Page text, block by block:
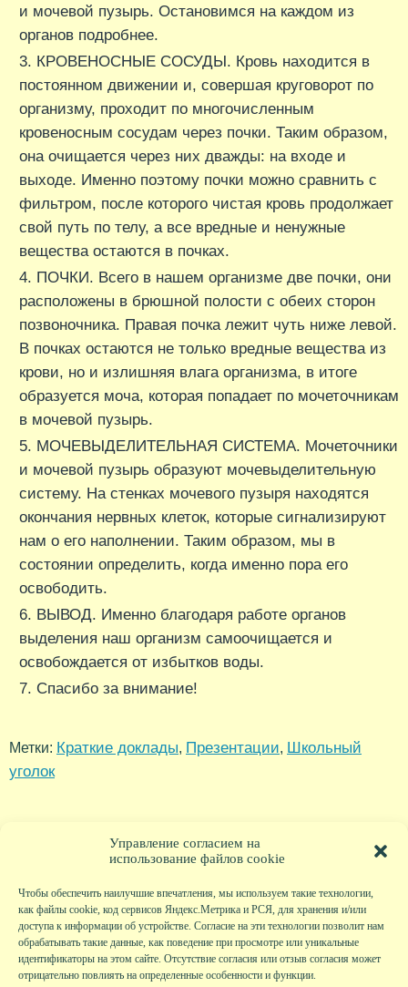
Управление согласием на
использование файлов cookie
Чтобы обеспечить наилучшие впечатления, мы используем такие технологии,
как файлы cookie, код сервисов Яндекс.Метрика и РСЯ, для хранения и/или
доступа к информации об устройстве. Согласие на эти технологии позволит нам
обрабатывать такие данные, как поведение при просмотре или уникальные
идентификаторы на этом сайте. Отсутствие согласия или отзыв согласия может
отрицательно повлиять на определенные особенности и функции.
и мочевой пузырь. Остановимся на каждом из
органов подробнее.
КРОВЕНОСНЫЕ СОСУДЫ. Кровь находится в
постоянном движении и, совершая круговорот по
организму, проходит по многочисленным
кровеносным сосудам через почки. Таким образом,
она очищается через них дважды: на входе и
выходе. Именно поэтому почки можно сравнить с
фильтром, после которого чистая кровь продолжает
свой путь по телу, а все вредные и ненужные
вещества остаются в почках.
ПОЧКИ. Всего в нашем организме две почки, они
расположены в брюшной полости с обеих сторон
позвоночника. Правая почка лежит чуть ниже левой.
В почках остаются не только вредные вещества из
крови, но и излишняя влага организма, в итоге
образуется моча, которая попадает по мочеточникам
в мочевой пузырь.
МОЧЕВЫДЕЛИТЕЛЬНАЯ СИСТЕМА. Мочеточники
и мочевой пузырь образуют мочевыделительную
систему. На стенках мочевого пузыря находятся
окончания нервных клеток, которые сигнализируют
нам о его наполнении. Таким образом, мы в
состоянии определить, когда именно пора его
освободить.
ВЫВОД. Именно благодаря работе органов
выделения наш организм самоочищается и
освобождается от избытков воды.
Спасибо за внимание!
Метки: Краткие доклады, Презентации, Школьный
уголок